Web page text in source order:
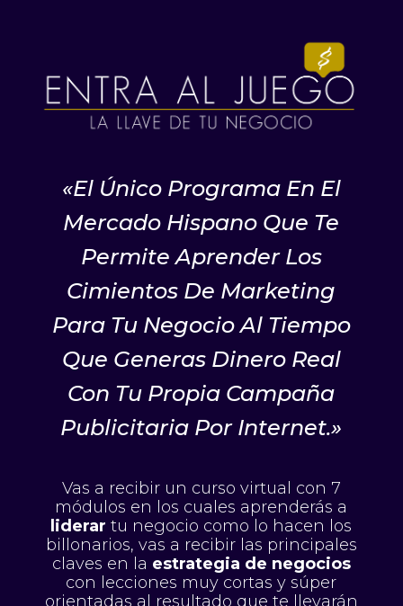
«El Único Programa En El
Mercado Hispano Que Te
Permite Aprender Los
Cimientos De Marketing
Para Tu Negocio Al Tiempo
Que Generas Dinero Real
Con Tu Propia Campaña
Publicitaria Por Internet.»
Vas a recibir un curso virtual con 7
módulos en los cuales aprenderás a
liderar tu negocio como lo hacen los
billonarios, vas a recibir las principales
claves en la estrategia de negocios
con lecciones muy cortas y súper
orientadas al resultado que te llevarán